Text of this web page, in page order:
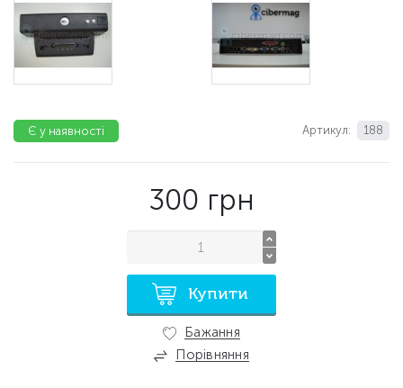
Артикул: 188
Є у наявності
300 грн
Купити
Бажання
Порівняння